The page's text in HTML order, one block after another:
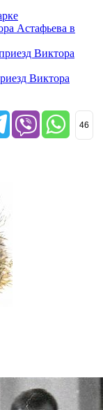
Астафьева в
Виктора
Виктора
46